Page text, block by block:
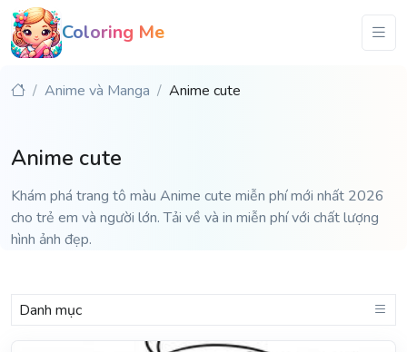
Coloring Me
Anime và Manga Anime cute
Anime cute
Khám phá trang tô màu Anime cute miễn phí mới nhất 2026
cho trẻ em và người lớn. Tải về và in miễn phí với chất lượng
hình ảnh đẹp.
Danh mục